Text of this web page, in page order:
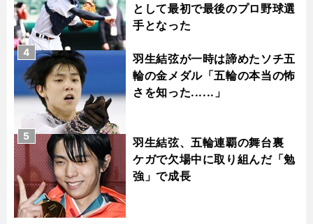
として最初で最後のプロ野球選
手となった
羽生結弦が一時は諦めたソチ五
輪の金メダル「五輪の本当の怖
さを知った......」
4
羽生結弦、五輪連覇の舞台裏
ケガで欠場中に取り組んだ「勉
強」で成長
5